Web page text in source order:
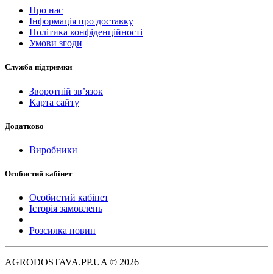
Про нас
Інформація про доставку
Політика конфіденційності
Умови згоди
Служба підтримки
Зворотній зв’язок
Карта сайту
Додатково
Виробники
Особистий кабінет
Особистий кабінет
Історія замовлень
Розсилка новин
AGRODOSTAVA.PP.UA © 2026